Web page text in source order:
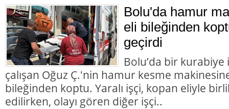
Bolu'da hamur
eli bileğinden
geçirdi
Bolu’da bir
çalışan Oğuz Ç.'nin hamur kesme
bileğinden koptu. Yaralı işçi, kopan eliyle
edilirken, olayı gören diğer işçi..